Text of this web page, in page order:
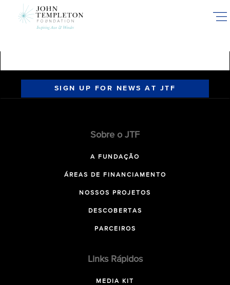
SIGN UP FOR NEWS AT JTF
Sobre o JTF
A FUNDAÇÃO
ÁREAS DE FINANCIAMENTO
NOSSOS PROJETOS
DESCOBERTAS
PARCEIROS
Links Rápidos
MEDIA KIT